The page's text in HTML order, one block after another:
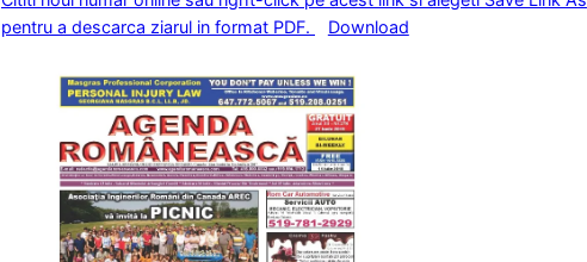
pentru a descarca ziarul in format PDF.
Download